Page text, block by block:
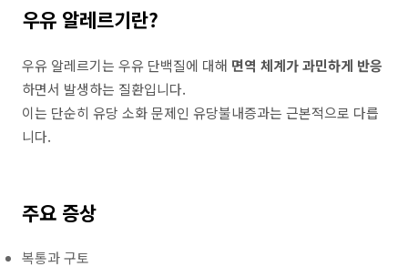
우유 알레르기란?
우유 알레르기는 우유 단백질에 대해 면역 체계가 과민하게 반응
하면서 발생하는 질환입니다.
이는 단순히 유당 소화 문제인 유당불내증과는 근본적으로 다릅
니다.
주요 증상
복통과 구토